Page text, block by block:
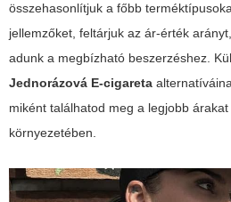
összehasonlítjuk a főbb
jellemzőket, feltárjuk az ár-érték
adunk a megbízható beszerzéshez.
Jednorázová E-cigareta
miként találhatod meg a legjobb árakat
környezetében.